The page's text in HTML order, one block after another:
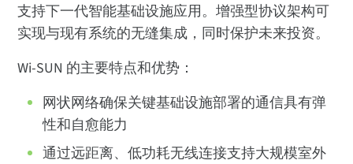
支持下一代智能基础设施应用。增强型协议架构可
实现与现有系统的无缝集成，同时保护未来投资。
Wi-SUN 的主要特点和优势：
网状网络确保关键基础设施部署的通信具有弹
性和自愈能力
通过远距离、低功耗无线连接支持大规模室外